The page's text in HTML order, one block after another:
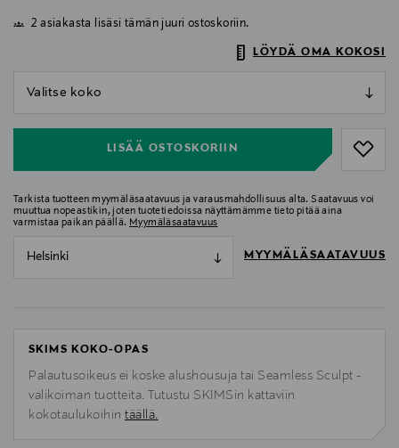
2 asiakasta lisäsi tämän juuri ostoskoriin.
LÖYDÄ OMA KOKOSI
LISÄÄ OSTOSKORIIN
Tarkista tuotteen myymäläsaatavuus ja varausmahdollisuus alta. Saatavuus voi
muuttua nopeastikin, joten tuotetiedoissa näyttämämme tieto pitää aina
varmistaa paikan päällä. Myymäläsaatavuus
Helsinki MYYMÄLÄSAATAVUUS
SKIMS KOKO-OPAS
Palautusoikeus ei koske alushousuja tai Seamless Sculpt -
valikoiman tuotteita. Tutustu SKIMSin kattaviin
kokotaulukoihin täällä.